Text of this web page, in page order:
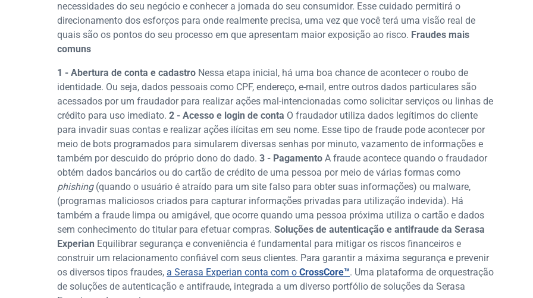
necessidades do seu negócio e conhecer a jornada do seu consumidor. Esse cuidado permitirá o
direcionamento dos esforços para onde realmente precisa, uma vez que você terá uma visão real de
quais são os pontos do seu processo em que apresentam maior exposição ao risco. Fraudes mais
comuns
1 - Abertura de conta e cadastro Nessa etapa inicial, há uma boa chance de acontecer o roubo de
identidade. Ou seja, dados pessoais como CPF, endereço, e-mail, entre outros dados particulares são
acessados por um fraudador para realizar ações mal-intencionadas como solicitar serviços ou linhas de
crédito para uso imediato. 2 - Acesso e login de conta O fraudador utiliza dados legítimos do cliente
para invadir suas contas e realizar ações ilícitas em seu nome. Esse tipo de fraude pode acontecer por
meio de bots programados para simularem diversas senhas por minuto, vazamento de informações e
também por descuido do próprio dono do dado. 3 - Pagamento A fraude acontece quando o fraudador
obtém dados bancários ou do cartão de crédito de uma pessoa por meio de várias formas como
phishing(quando o usuário é atraído para um site falso para obter suas informações) ou malware,
(programas maliciosos criados para capturar informações privadas para utilização indevida). Há
também a fraude limpa ou amigável, que ocorre quando uma pessoa próxima utiliza o cartão e dados
sem conhecimento do titular para efetuar compras. Soluções de autenticação e antifraude da Serasa
Experian Equilibrar segurança e conveniência é fundamental para mitigar os riscos financeiros e
construir um relacionamento confiável com seus clientes. Para garantir a máxima segurança e prevenir
os diversos tipos fraudes, a Serasa Experian conta com o CrossCore™. Uma plataforma de orquestração
de soluções de autenticação e antifraude, integrada a um diverso portfólio de soluções da Serasa